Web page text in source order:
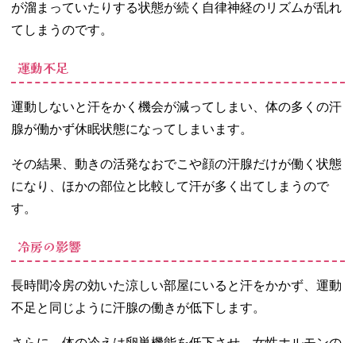
が溜まっていたりする状態が続く自律神経のリズムが乱れ
てしまうのです。
運動不足
運動しないと汗をかく機会が減ってしまい、体の多くの汗
腺が働かず休眠状態になってしまいます。
その結果、動きの活発なおでこや顔の汗腺だけが働く状態
になり、ほかの部位と比較して汗が多く出てしまうので
す。
冷房の影響
長時間冷房の効いた涼しい部屋にいると汗をかかず、運動
不足と同じように汗腺の働きが低下します。